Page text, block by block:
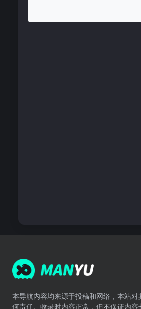
本导航内容均来源于投稿和网络，本站
何责任。收录时内容正常，但不保证内